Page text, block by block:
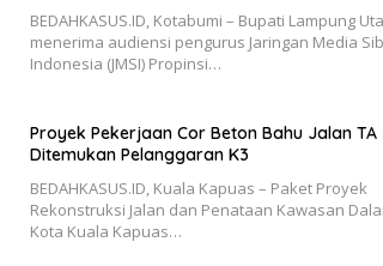
BEDAHKASUS.ID, Kotabumi – Bupati Lampung
menerima audiensi pengurus Jaringan Media
Indonesia (JMSI) Propinsi…
Proyek Pekerjaan Cor Beton Bahu Jalan TA
Ditemukan Pelanggaran K3
BEDAHKASUS.ID, Kuala Kapuas – Paket Proyek
Rekonstruksi Jalan dan Penataan Kawasan
Kota Kuala Kapuas…